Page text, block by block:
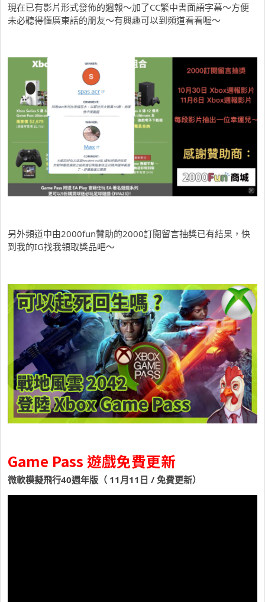
現在已有影片形式發佈的週報～加了CC繁中書面語字幕～方便
未必聽得懂廣東話的朋友～有興趣可以到頻道看看喔～
另外頻道中由2000fun贊助的2000訂閱留言抽獎已有結果，快
到我的IG找我領取獎品吧～
Game Pass 遊戲免費更新
微軟模擬飛行40週年版（ 11月11日 / 免費更新）